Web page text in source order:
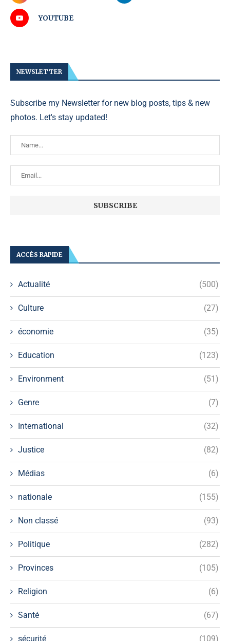
YOUTUBE
NEWSLETTER
Subscribe my Newsletter for new blog posts, tips & new
photos. Let's stay updated!
ACCÈS RAPIDE
Actualité (500)
Culture (27)
économie (35)
Education (123)
Environment (51)
Genre (7)
International (32)
Justice (82)
Médias (6)
nationale (155)
Non classé (93)
Politique (282)
Provinces (105)
Religion (6)
Santé (67)
sécurité (109)